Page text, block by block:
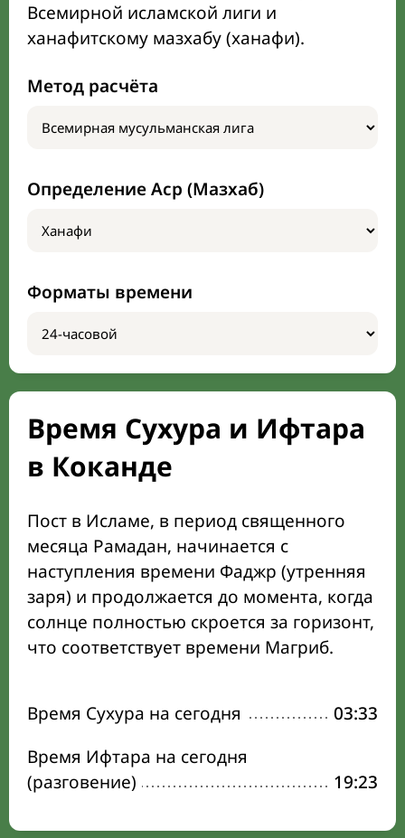
Всемирной исламской лиги и
ханафитскому мазхабу (ханафи).
Метод расчёта
Определение Аср (Мазхаб)
Форматы времени
Время Сухура и Ифтара
в Коканде
Пост в Исламе, в период священного
месяца Рамадан, начинается с
наступления времени Фаджр (утренняя
заря) и продолжается до момента, когда
солнце полностью скроется за горизонт,
что соответствует времени Магриб.
Время Сухура на сегодня
03:33
Время Ифтара на сегодня
(разговение)
19:23